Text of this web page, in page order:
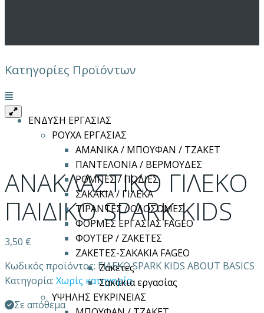
Κατηγορίες Προϊόντων
Μενού
ΕΝΔΥΣΗ ΕΡΓΑΣΙΑΣ
ΡΟΥΧΑ ΕΡΓΑΣΙΑΣ
ΑΜΑΝΙΚΑ / ΜΠΟΥΦΑΝ / ΤΖΑΚΕΤ
ΠΑΝΤΕΛΟΝΙΑ / ΒΕΡΜΟΥΔΕΣ
ΡΟΜΠΕΣ / ΠΟΔΙΕΣ
ΣΑΚΑΚΙΑ / ΓΙΛΕΚΑ
ΤΙΡΑΝΤΕΣ / ΟΛΟΣΩΜΕΣ
ΦΟΡΜΕΣ ΕΡΓΑΣΙΑΣ FAGEO
ΦΟΥΤΕΡ / ΖΑΚΕΤΕΣ
ΖΑΚΕΤΕΣ-ΣΑΚΑΚΙΑ FAGEO
Ζακέτες
Σακάκια εργασίας
ΥΨΗΛΗΣ ΕΥΚΡΙΝΕΙΑΣ
ΑΝΑΚΛΑΣΤΙΚΟ ΓΙΛΕΚΟ
ΠΑΙΔΙΚΟ SPARK KIDS
3,50 €
Κωδικός προϊόντος: ΓΙΛΕΚΟ SPARK KIDS ABOUT BASICS
Κατηγορία: Χωρίς κατηγορία
Σε απόθεμα